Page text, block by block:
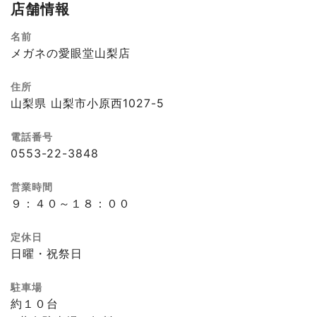
店舗情報
名前
メガネの愛眼堂山梨店
住所
山梨県 山梨市小原西1027-5
電話番号
0553-22-3848
営業時間
９：４０～１８：００
定休日
日曜・祝祭日
駐車場
約１０台